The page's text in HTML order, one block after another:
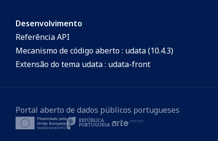
Desenvolvimento
Referência API
Mecanismo de código aberto : udata (10.4.3)
Extensão do tema udata : udata-front
Portal aberto de dados públicos portugueses